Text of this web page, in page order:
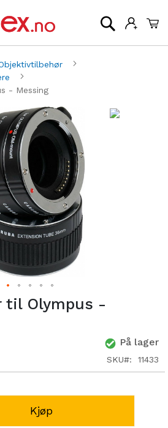
Søk
- Messing
til Olympus -
På lager
SKU 11433
Kjøp